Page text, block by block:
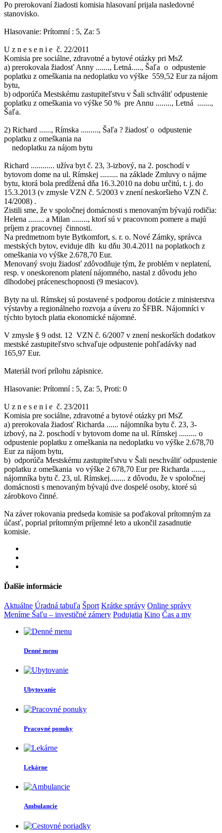
Po prerokovaní žiadosti komisia hlasovaní prijala nasledovné
stanovisko.
Hlasovanie: Prítomní : 5, Za: 5
U z n e s e n i e č. 22/2011
Komisia pre sociálne, zdravotné a bytové otázky pri MsZ
a) prerokovala žiadosť Anny ......., Letná....., Šaľa o odpustenie
poplatku z omeškania na nedoplatku vo výške 559,52 Eur za nájom
bytu,
b) odporúča Mestskému zastupiteľstvu v Šali schváliť odpustenie
poplatku z omeškania vo výške 50 % pre Annu ........, Letná .......,
Šaľa.
2) Richard ......, Rímska ........., Šaľa ? žiadosť o odpustenie
poplatku z omeškania na
nedoplatku za nájom bytu
Richard ............ užíva byt č. 23, 3-izbový, na 2. poschodí v
bytovom dome na ul. Rímskej ......... na základe Zmluvy o nájme
bytu, ktorá bola predĺžená dňa 16.3.2010 na dobu určitú, t. j. do
15.3.2013 (v zmysle VZN č. 5/2003 v znení neskoršieho VZN č.
14/2008) .
Zistili sme, že v spoločnej domácnosti s menovaným bývajú rodičia:
Helena ........ a Milan ........, ktorí sú v pracovnom pomere a majú
príjem z pracovnej činnosti.
Na predmetnom byte Bytkomfort, s. r. o. Nové Zámky, správca
mestských bytov, eviduje dlh ku dňu 30.4.2011 na poplatkoch z
omeškania vo výške 2.678,70 Eur.
Menovaný svoju žiadosť zdôvodňuje tým, že problém v neplatení,
resp. v oneskorenom platení nájomného, nastal z dôvodu jeho
dlhodobej práceneschopnosti (9 mesiacov).
Byty na ul. Rímskej sú postavené s podporou dotácie z ministerstva
výstavby a regionálneho rozvoja a úveru zo ŠFBR. Nájomníci v
týchto bytoch platia ekonomické nájomné.
V zmysle § 9 odst. 12 VZN č. 6/2007 v znení neskorších dodatkov
mestské zastupiteľstvo schvaľuje odpustenie pohľadávky nad
165,97 Eur.
Materiál tvorí prílohu zápisnice.
Hlasovanie: Prítomní : 5, Za: 5, Proti: 0
U z n e s e n i e č. 23/2011
Komisia pre sociálne, zdravotné a bytové otázky pri MsZ
a) prerokovala žiadosť Richarda ...... nájomníka bytu č. 23, 3-
izbový, na 2. poschodí v bytovom dome na ul. Rímskej ......... o
odpustenie poplatku z omeškania na nedoplatku vo výške 2.678,70
Eur za nájom bytu,
b) odporúča Mestskému zastupiteľstvu v Šali neschváliť odpustenie
poplatku z omeškania vo výške 2 678,70 Eur pre Richarda ......,
nájomníka bytu č. 23, ul. Rímskej........ z dôvodu, že v spoločnej
domácnosti s menovaným bývajú dve dospelé osoby, ktoré sú
zárobkovo činné.
Na záver rokovania predseda komisie sa poďakoval prítomným za
účasť, poprial prítomným príjemné leto a ukončil zasadnutie
komisie.
Ďalšie informácie
Aktuálne Úradná tabuľa Šport Krátke správy Online správy
Meníme Šaľu – investičné zámery Podujatia Kino Čas a my
Denné menu
Ubytovanie
Pracovné ponuky
Lekárne
Ambulancie